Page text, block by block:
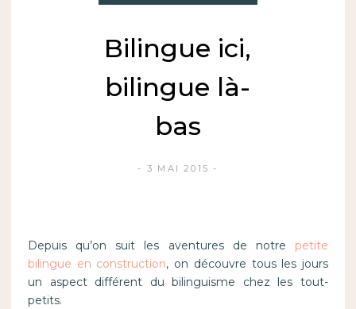
Bilingue ici,
bilingue là-
bas
3 MAI 2015
Depuis qu’on suit les aventures de notre petite
bilingue en construction, on découvre tous les jours
un aspect différent du bilinguisme chez les tout-
petits.